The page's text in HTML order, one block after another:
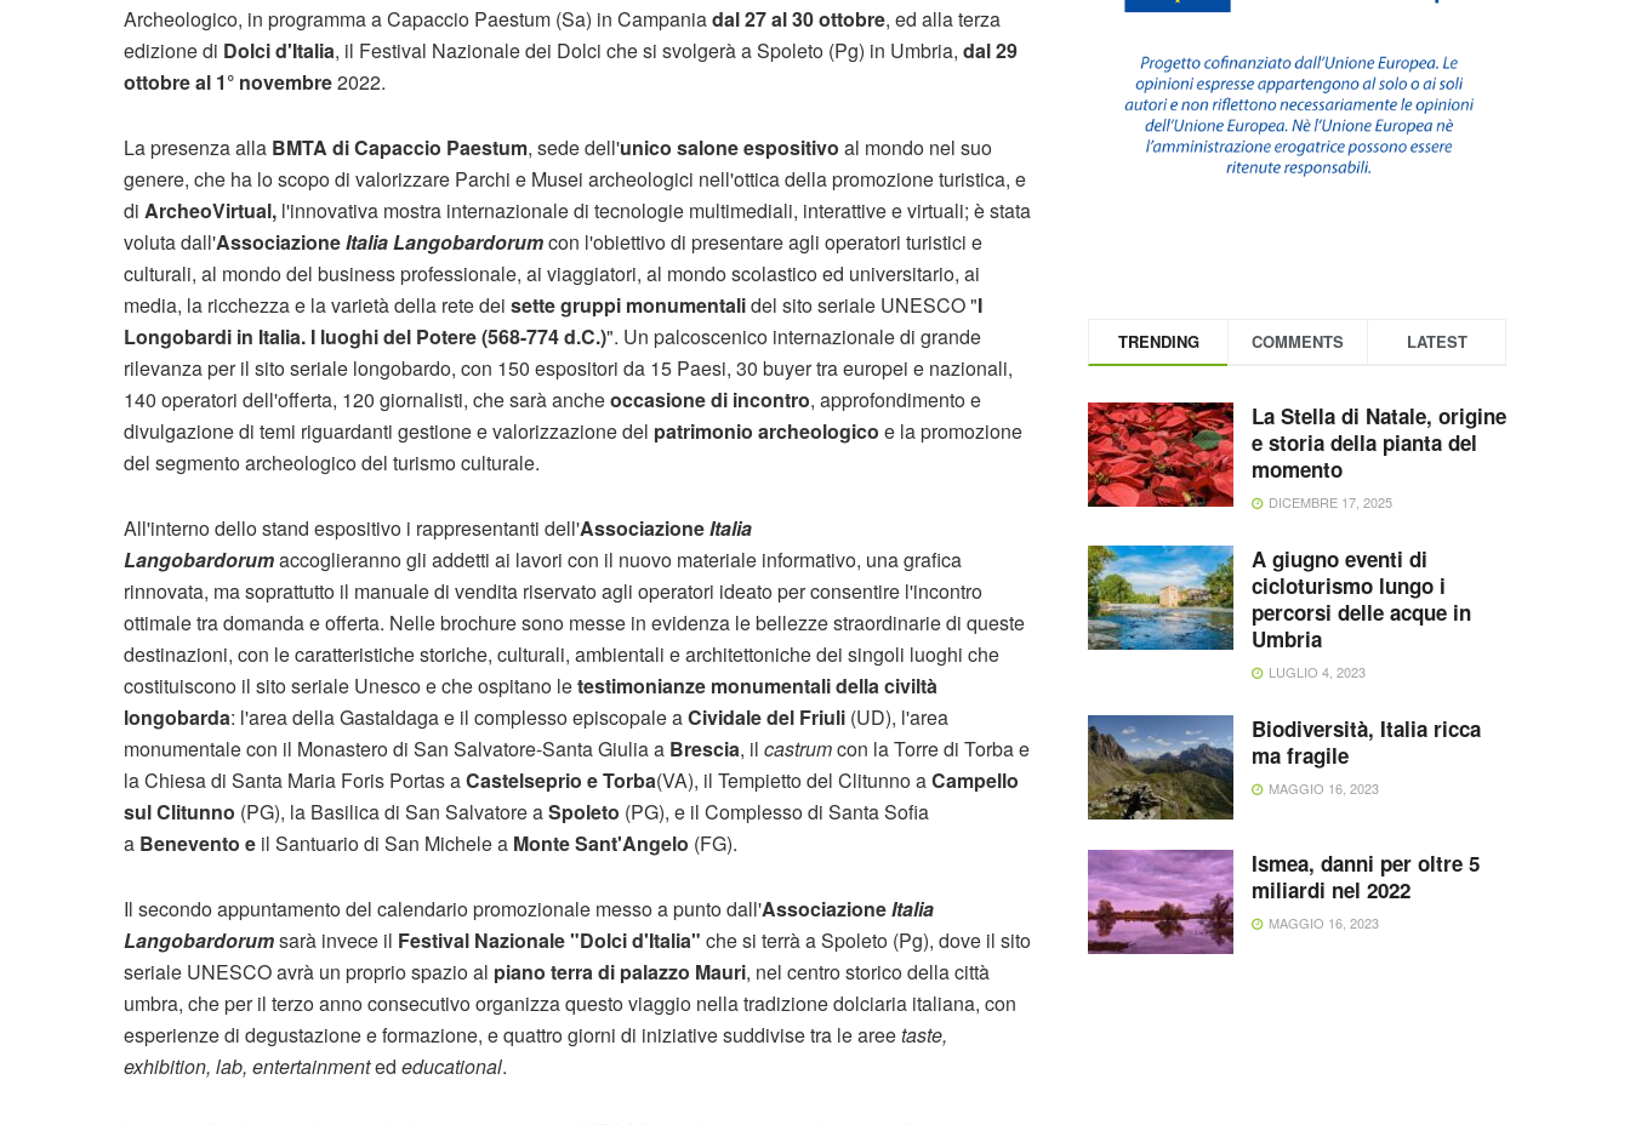
Archeologico, in programma a Capaccio Paestum (Sa) in Campaniadal 27 al 30 ottobre, ed alla terza
edizione di Dolci d'Italia, il Festival Nazionale dei Dolci che si svolgerà a Spoleto (Pg) in Umbria, dal 29
ottobre al 1° novembre2022.
La presenza alla BMTA di Capaccio Paestum, sede dell'unico salone espositivo al mondo nel suo
genere, che ha lo scopo di valorizzare Parchi e Musei archeologici nell'ottica della promozione turistica, e
di ArcheoVirtual, l'innovativa mostra internazionale di tecnologie multimediali, interattive e virtuali; è stata
voluta dall'AssociazioneItalia Langobardorumcon l'obiettivo di presentare agli operatori turistici e
culturali, al mondo del business professionale, ai viaggiatori, al mondo scolastico ed universitario, ai
media, la ricchezza e la varietà della rete dei sette gruppi monumentalidel sito seriale UNESCO "I
Longobardi in Italia. I luoghi del Potere (568-774 d.C.)". Un palcoscenico internazionale di grande
rilevanza per il sito seriale longobardo, con 150 espositori da 15 Paesi, 30 buyer tra europei e nazionali,
140 operatori dell'offerta, 120 giornalisti, che sarà ancheoccasione di incontro, approfondimento e
divulgazione di temi riguardanti gestione e valorizzazione del patrimonio archeologico e la promozione
del segmento archeologico del turismo culturale.
All'interno dello stand espositivo i rappresentanti dell'AssociazioneItalia
Langobardorumaccoglieranno gli addetti ai lavori con il nuovo materiale informativo, una grafica
rinnovata, ma soprattutto il manuale di vendita riservato agli operatori ideato per consentire l'incontro
ottimale tra domanda e offerta. Nelle brochure sono messe in evidenza le bellezze straordinarie di queste
destinazioni, con le caratteristiche storiche, culturali, ambientali e architettoniche dei singoli luoghi che
costituiscono il sito seriale Unesco e che ospitano letestimonianze monumentali della civiltà
longobarda: l'area della Gastaldaga e il complesso episcopale aCividale del Friuli (UD), l'area
monumentale con il Monastero di San Salvatore-Santa Giulia a Brescia, il castrumcon la Torre di Torba e
la Chiesa di Santa Maria Foris Portas aCastelseprio e Torba(VA), il Tempietto del Clitunno aCampello
sul Clitunno (PG), la Basilica di San Salvatore aSpoleto (PG), e il Complesso di Santa Sofia
a Benevento e il Santuario di San Michele a Monte Sant'Angelo (FG).
Il secondo appuntamento del calendario promozionale messo a punto dall'AssociazioneItalia
Langobardorumsarà invece il Festival Nazionale "Dolci d'Italia" che si terrà a Spoleto (Pg), dove il sito
seriale UNESCO avrà un proprio spazio al piano terra di palazzo Mauri, nel centro storico della città
umbra, che per il terzo anno consecutivo organizza questo viaggio nella tradizione dolciaria italiana, con
esperienze di degustazione e formazione, e quattro giorni di iniziative suddivise tra le areetaste,
exhibition, lab, entertainmented educational.
TRENDING COMMENTS LATEST
La Stella di Natale, origine
e storia della pianta del
momento
DICEMBRE 17, 2025
A giugno eventi di
cicloturismo lungo i
percorsi delle acque in
Umbria
LUGLIO 4, 2023
Biodiversità, Italia ricca
ma fragile
MAGGIO 16, 2023
Ismea, danni per oltre 5
miliardi nel 2022
MAGGIO 16, 2023